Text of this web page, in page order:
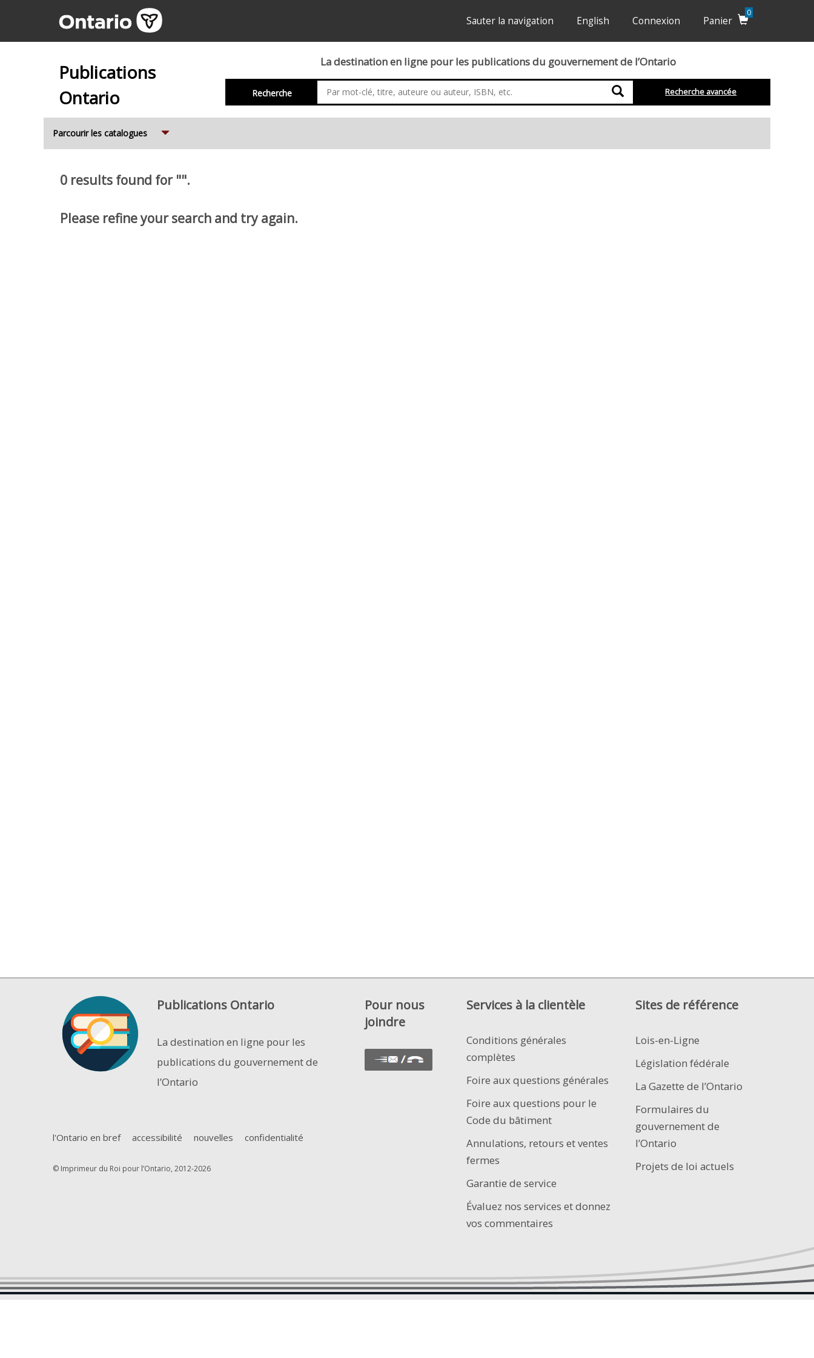
Sauter la navigation English Connexion Panier
0
Publications
Ontario
La destination en ligne pour les publications du gouvernement de l’Ontario
Recherche RechercheRecherche avancée
Parcourir les catalogues
0 results found for "".
Please refine your search and try again.
Publications Ontario
La destination en ligne pour les
publications du gouvernement de
l’Ontario
l'Ontario en bref accessibilité nouvelles confidentialité
© Imprimeur du Roi pour l’Ontario, 2012-2026
Pour nous
joindre
Services à la clientèle
Conditions générales
complètes
Foire aux questions générales
Foire aux questions pour le
Code du bâtiment
Annulations, retours et ventes
fermes
Garantie de service
Évaluez nos services et donnez
vos commentaires
Sites de référence
Lois-en-Ligne
Législation fédérale
La Gazette de l’Ontario
Formulaires du
gouvernement de
l’Ontario
Projets de loi actuels